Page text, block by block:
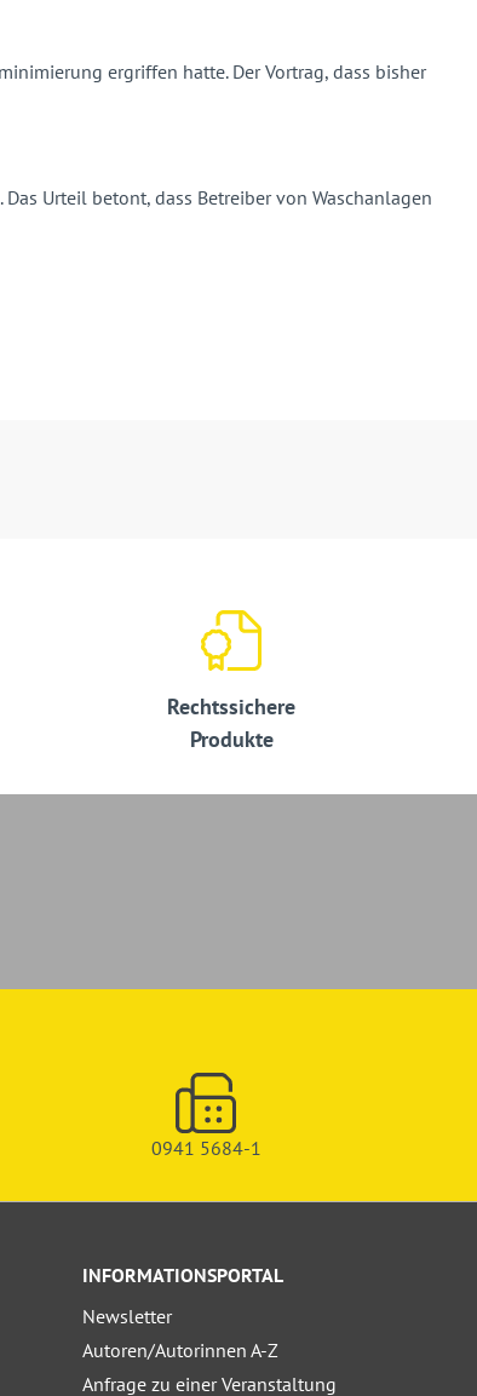
ergriffen hatte. Der Vortrag, dass bisher
Urteil betont, dass Betreiber von Waschanlagen
Rechtssichere
Produkte
0941 5684-1
INFORMATIONSPORTAL
Newsletter
Autoren/Autorinnen A-Z
Anfrage zu einer Veranstaltung